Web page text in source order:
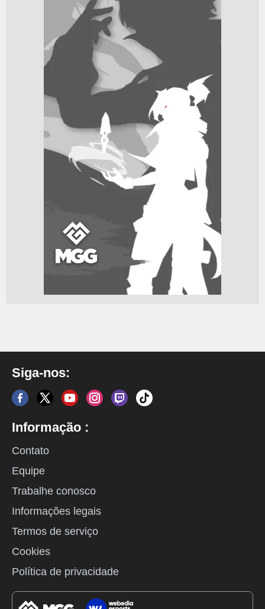
Siga-nos:
Informação :
Contato
Equipe
Trabalhe conosco
Informações legais
Termos de serviço
Cookies
Política de privacidade